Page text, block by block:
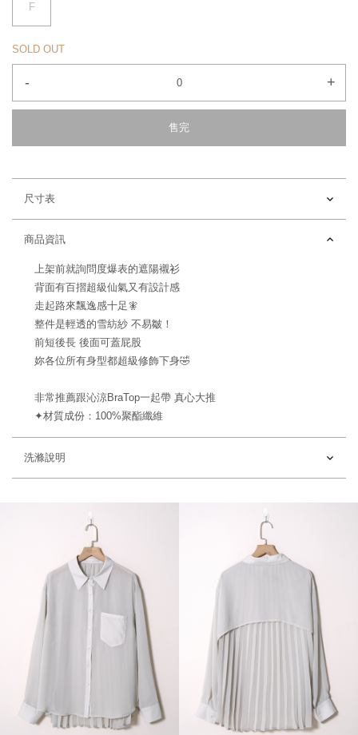
F
SOLD OUT
- +
售完
尺寸表
商品資訊
上架前就詢問度爆表的遮陽襯衫
背面有百摺超級仙氣又有設計感
走起路來飄逸感十足🧚
整件是輕透的雪紡紗 不易皺！
前短後長 後面可蓋屁股
妳各位所有身型都超級修飾下身🤣
非常推薦跟沁涼BraTop一起帶 真心大推
✦材質成份：100%聚酯纖維
洗滌說明